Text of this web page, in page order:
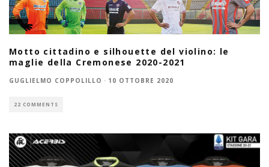
Motto cittadino e silhouette del violino: le
maglie della Cremonese 2020-2021
GUGLIELMO COPPOLILLO · 10 OTTOBRE 2020
22 COMMENTS